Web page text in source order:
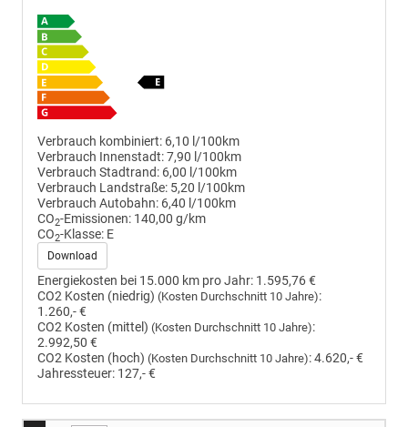
Verbrauch kombiniert: 6,10 l/100km
Verbrauch Innenstadt:7,90 l/100km
Verbrauch Stadtrand: 6,00 l/100km
Verbrauch Landstraße: 5,20 l/100km
Verbrauch Autobahn: 6,40 l/100km
CO2-Emissionen: 140,00 g/km
CO2-Klasse: E
Download
Energiekosten bei 15.000 km pro Jahr: 1.595,76 €
CO2 Kosten (niedrig) (Kosten Durchschnitt 10 Jahre):
1.260,- €
CO2 Kosten (mittel) (Kosten Durchschnitt 10 Jahre):
2.992,50 €
CO2 Kosten (hoch) (Kosten Durchschnitt 10 Jahre):4.620,- €
Jahressteuer: 127,- €